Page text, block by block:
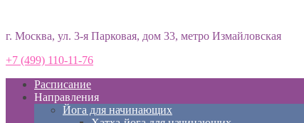
г. Москва, ул. 3-я Парковая, дом 33, метро Измайловская
+7 (499) 110-11-76
Расписание
Направления
Йога для начинающих